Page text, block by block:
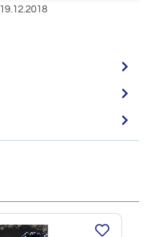
19.12.2018